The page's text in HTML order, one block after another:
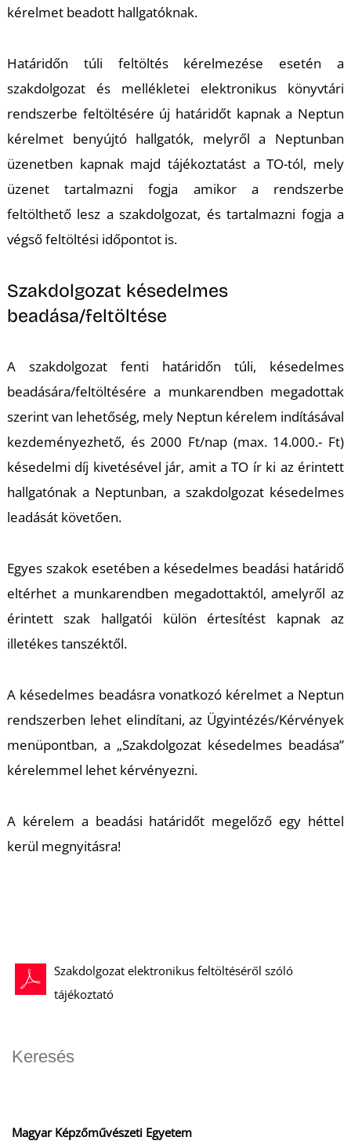
Szakdolgozat elektronikus feltöltéséről szóló
tájékoztató
kérelmet beadott hallgatóknak.
Határidőn túli feltöltés kérelmezése esetén a
szakdolgozat és mellékletei elektronikus könyvtári
rendszerbe feltöltésére új határidőt kapnak a Neptun
kérelmet benyújtó hallgatók, melyről a Neptunban
üzenetben kapnak majd tájékoztatást a TO-tól, mely
üzenet tartalmazni fogja amikor a rendszerbe
feltölthető lesz a szakdolgozat, és tartalmazni fogja a
végső feltöltési időpontot is.
Szakdolgozat késedelmes
beadása/feltöltése
A szakdolgozat fenti határidőn túli, késedelmes
beadására/feltöltésére a munkarendben megadottak
szerint van lehetőség, mely Neptun kérelem indításával
kezdeményezhető, és 2000 Ft/nap (max. 14.000.- Ft)
késedelmi díj kivetésével jár, amit a TO ír ki az érintett
hallgatónak a Neptunban, a szakdolgozat késedelmes
leadását követően.
Egyes szakok esetében a késedelmes beadási határidő
eltérhet a munkarendben megadottaktól, amelyről az
érintett szak hallgatói külön értesítést kapnak az
illetékes tanszéktől.
A késedelmes beadásra vonatkozó kérelmet a Neptun
rendszerben lehet elindítani, az Ügyintézés/Kérvények
menüpontban, a „Szakdolgozat késedelmes beadása”
kérelemmel lehet kérvényezni.
A kérelem a beadási határidőt megelőző egy héttel
kerül megnyitásra!
Magyar Képzőművészeti Egyetem